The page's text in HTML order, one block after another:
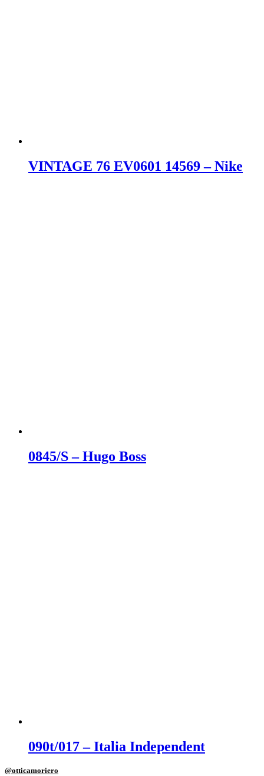
VINTAGE 76 EV0601 14569 – Nike
0845/S – Hugo Boss
090t/017 – Italia Independent
@otticamoriero